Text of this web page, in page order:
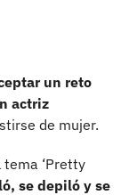
un reto
actriz
de mujer.
tema ‘Pretty
se depiló y se